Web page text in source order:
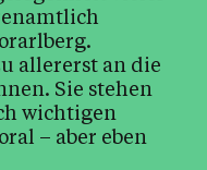
allererst an die
Sie stehen
wichtigen
– aber eben